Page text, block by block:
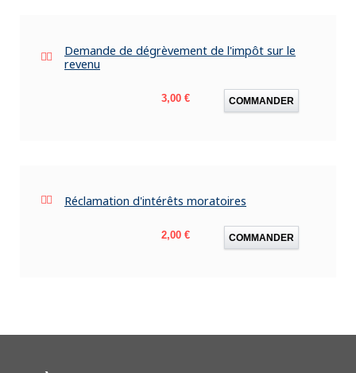
Demande de dégrèvement de l'impôt sur le
revenu
Prix
3,00 € COMMANDER
Réclamation d'intérêts moratoires
Prix
2,00 € COMMANDER